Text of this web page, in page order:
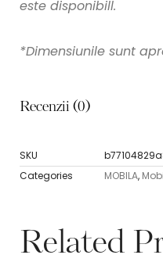
este disponibill.
*Dimensiunile sunt
Recenzii (0)
SKU
Categories
MOBILA,
Related